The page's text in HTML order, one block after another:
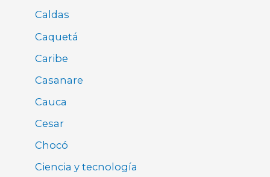
Caldas
Caquetá
Caribe
Casanare
Cauca
Cesar
Chocó
Ciencia y tecnología